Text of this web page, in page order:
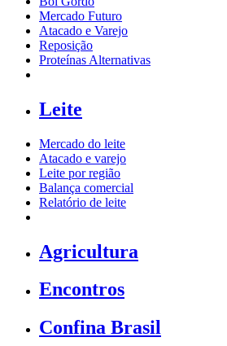
Mercado Futuro
Atacado e Varejo
Reposição
Proteínas Alternativas
Leite
Mercado do leite
Atacado e varejo
Leite por região
Balança comercial
Relatório de leite
Agricultura
Encontros
Confina Brasil